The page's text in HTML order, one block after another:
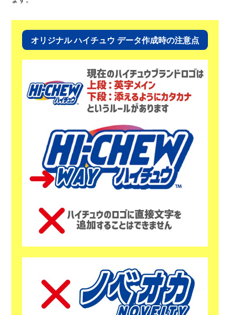
オリジナル ハイチュウ データ作成時の注意点